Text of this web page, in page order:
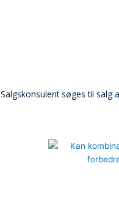
Salgskonsulent søges til salg